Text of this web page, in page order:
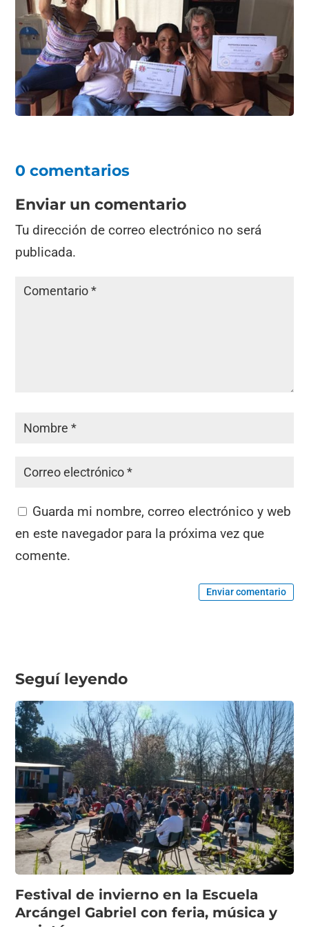
0 comentarios
Enviar un comentario
Tu dirección de correo electrónico no será
publicada.
Guarda mi nombre, correo electrónico y web
en este navegador para la próxima vez que
comente.
Enviar comentario
Seguí leyendo
Festival de invierno en la Escuela
Arcángel Gabriel con feria, música y